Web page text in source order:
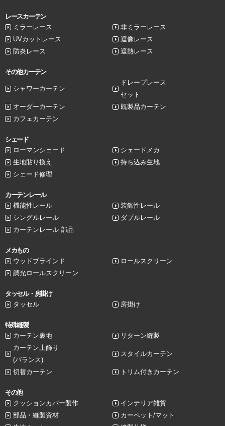
レースカーテン
ミラーレース
非ミラーレース
UVカットレース
遮像レース
防炎レース
遮熱レース
その他カーテン
シャワーカーテン
ドレープレース
セット
オーダーカーテン
既製品カーテン
カフェカーテン
シェード
ローマンシェード
シェードメカ
生地貼り換え
持ち込み生地
シェード修理
カーテンレール
機能性レール
装飾性レール
シングルレール
ダブルレール
カーテンレール 部品
メカもの
ウッドブラインド
ロールスクリーン
調光ロールスクリーン
タッセル・房掛け
タッセル
房掛け
特殊縫製
カーテン裏地
リターン縫製
カーテン上飾り
(バランス)
スタイルカーテン
切替カーテン トリム付きカーテン
その他
クッションカバー製作
インテリア雑貨
部品・縫製資材
カーペット/マット